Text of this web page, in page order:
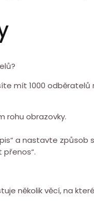
mít 1000
rohu obrazovky.
a nastavte způsob
několik věcí, na